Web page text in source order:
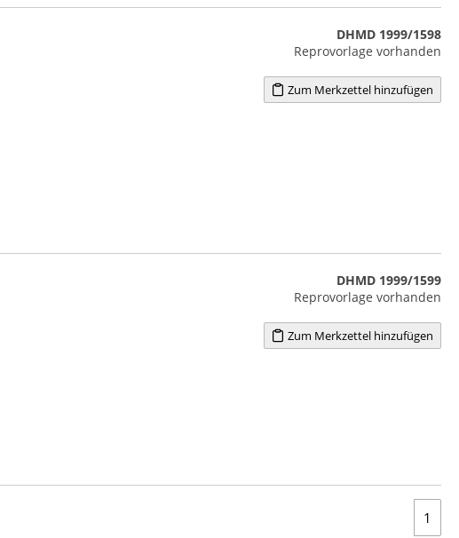
DHMD 1999/1598
Reprovorlage vorhanden
Zum Merkzettel hinzufügen
DHMD 1999/1599
Reprovorlage vorhanden
Zum Merkzettel hinzufügen
1